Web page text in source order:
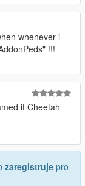
whenever i
!!!
it Cheetah
zaregistruje pro